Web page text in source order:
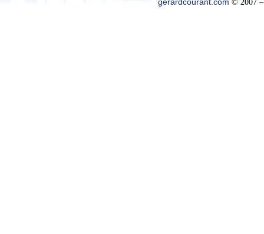
gerardcourant.com © 2007